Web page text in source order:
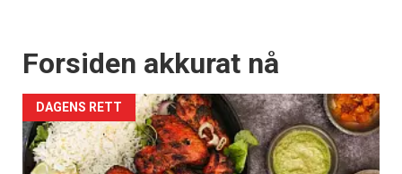
Forsiden akkurat nå
DAGENS RETT